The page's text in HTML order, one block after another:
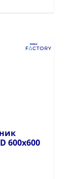
600x600